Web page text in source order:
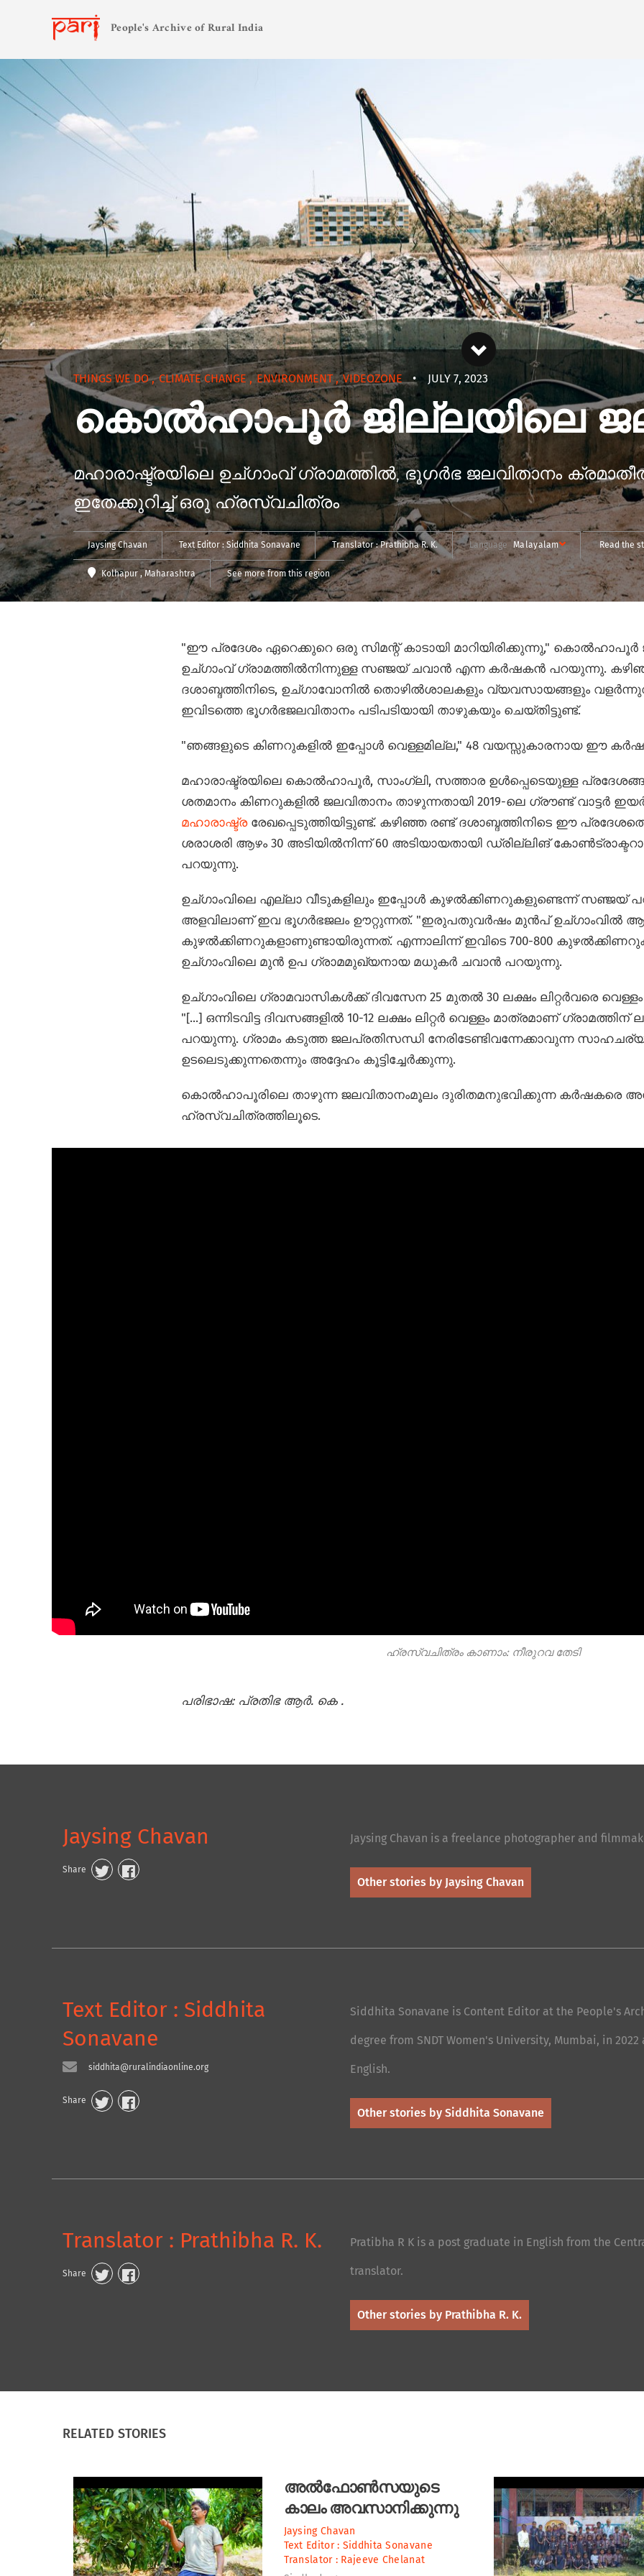
People's Archive of Rural India
THINGS WE DO,CLIMATE CHANGE, ENVIRONMENT ,VIDEOZONE • JULY 7, 2023
കൊൽഹാപൂർ ജില്ലയിലെ
മഹാരാഷ്ട്രയിലെ ഉച്ഗാംവ് ഗ്രാമത്തിൽ, ഭൂഗർഭ ജലവിതാനം
ഇതേക്കുറിച്ച് ഒരു ഹ്രസ്വചിത്രം
Jaysing Chavan Text Editor :Siddhita Sonavane Translator :Prathibha R. K. Language Malayalam Read the
Kolhapur , Maharashtra See more from this region
"ഈ പ്രദേശം ഏറെക്കുറെ ഒരു സിമന്റ് കാടായി മാറിയിരിക്കുന്നു," കൊൽഹാപൂർ
ഉച്ഗാംവ് ഗ്രാമത്തിൽനിന്നുള്ള സഞ്ജയ് ചവാൻ എന്ന കർഷകൻ പറയുന്നു.
ദശാബ്ദത്തിനിടെ, ഉച്ഗാവോനിൽ തൊഴിൽശാലകളും വ്യവസായങ്ങളും
ഇവിടത്തെ ഭൂഗർഭജലവിതാനം പടിപടിയായി താഴുകയും ചെയ്തിട്ടുണ്ട്.
"ഞങ്ങളുടെ കിണറുകളിൽ ഇപ്പോൾ വെള്ളമില്ല," 48 വയസ്സുകാരനായ ഈ
മഹാരാഷ്ട്രയിലെ കൊൽഹാപൂർ, സാംഗ്ലി, സത്താര ഉൾപ്പെടെയുള്ള
ശതമാനം കിണറുകളിൽ ജലവിതാനം താഴുന്നതായി 2019-ലെ ഗ്രൗണ്ട് വാട്ടർ
മഹാരാഷ്ട്ര രേഖപ്പെടുത്തിയിട്ടുണ്ട്. കഴിഞ്ഞ രണ്ട് ദശാബ്ദത്തിനിടെ ഈ
ശരാശരി ആഴം 30 അടിയിൽനിന്ന് 60 അടിയായതായി ഡ്രില്ലിങ്
പറയുന്നു.
ഉച്ഗാംവിലെ എല്ലാ വീടുകളിലും ഇപ്പോൾ കുഴൽക്കിണറുകളുണ്ടെന്ന് സഞ്ജയ്
അളവിലാണ് ഇവ ഭൂഗർഭജലം ഊറ്റുന്നത്. "ഇരുപതുവർഷം മുൻപ് ഉച്ഗാംവിൽ
കുഴൽക്കിണറുകളാണുണ്ടായിരുന്നത്. എന്നാലിന്ന് ഇവിടെ 700-800
ഉച്ഗാംവിലെ മുൻ ഉപ ഗ്രാമമുഖ്യനായ മധുകർ ചവാൻ പറയുന്നു.
ഉച്ഗാംവിലെ ഗ്രാമവാസികൾക്ക് ദിവസേന 25 മുതൽ 30 ലക്ഷം ലിറ്റർവരെ
"[...] ഒന്നിടവിട്ട ദിവസങ്ങളിൽ 10-12 ലക്ഷം ലിറ്റർ വെള്ളം മാത്രമാണ്
പറയുന്നു. ഗ്രാമം കടുത്ത ജലപ്രതിസന്ധി നേരിടേണ്ടിവന്നേക്കാവുന്ന
ഉടലെടുക്കുന്നതെന്നും അദ്ദേഹം കൂട്ടിച്ചേർക്കുന്നു.
കൊൽഹാപൂരിലെ താഴുന്ന ജലവിതാനം‌മൂലം ദുരിതമനുഭവിക്കുന്ന
ഹ്രസ്വചിത്രത്തിലൂടെ.
ഹ്രസ്വചിത്രം കാണാം: നീരുറവ തേടി
പരിഭാഷ: പ്രതിഭ ആര്‍. കെ .
Jaysing Chavan
Share
Jaysing Chavan is a freelance photographer and
Other stories by Jaysing Chavan
Text Editor : Siddhita
Sonavane
siddhita@ruralindiaonline.org
Share
Siddhita Sonavane is Content Editor at the People's
degree from SNDT Women's University, Mumbai, in
English.
Other stories by Siddhita Sonavane
Translator : Prathibha R. K.
Share
Pratibha R K is a post graduate in English from the
translator.
Other stories by Prathibha R. K.
RELATED STORIES
അൽ‌ഫോൺസയുടെ
കാലം അവസാനിക്കുന്നു
Jaysing Chavan
Text Editor : Siddhita Sonavane
Translator : Rajeeve Chelanat